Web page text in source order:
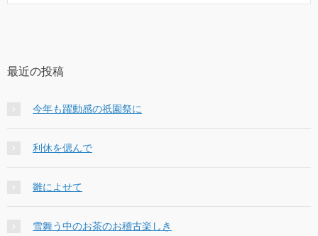
最近の投稿
今年も躍動感の祇園祭に
利休を偲んで
雛によせて
雪舞う中のお茶のお稽古楽しき